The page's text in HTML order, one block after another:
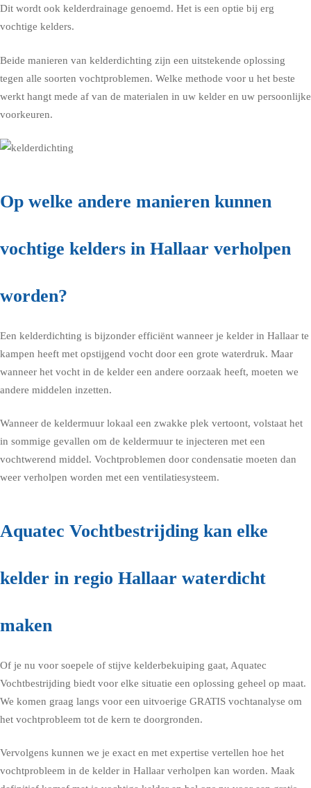
Dit wordt ook kelderdrainage genoemd. Het is een optie bij erg
vochtige kelders.
Beide manieren van kelderdichting zijn een uitstekende oplossing
tegen alle soorten vochtproblemen. Welke methode voor u het beste
werkt hangt mede af van de materialen in uw kelder en uw persoonlijke
voorkeuren.
Op welke andere manieren kunnen
vochtige kelders in Hallaar verholpen
worden?
Een kelderdichting is bijzonder efficiënt wanneer je kelder in Hallaar te
kampen heeft met opstijgend vocht door een grote waterdruk. Maar
wanneer het vocht in de kelder een andere oorzaak heeft, moeten we
andere middelen inzetten.
Wanneer de keldermuur lokaal een zwakke plek vertoont, volstaat het
in sommige gevallen om de keldermuur te injecteren met een
vochtwerend middel. Vochtproblemen door condensatie moeten dan
weer verholpen worden met een ventilatiesysteem.
Aquatec Vochtbestrijding kan elke
kelder in regio Hallaar waterdicht
maken
Of je nu voor soepele of stijve kelderbekuiping gaat, Aquatec
Vochtbestrijding biedt voor elke situatie een oplossing geheel op maat.
We komen graag langs voor een uitvoerige GRATIS vochtanalyse om
het vochtprobleem tot de kern te doorgronden.
Vervolgens kunnen we je exact en met expertise vertellen hoe het
vochtprobleem in de kelder in Hallaar verholpen kan worden. Maak